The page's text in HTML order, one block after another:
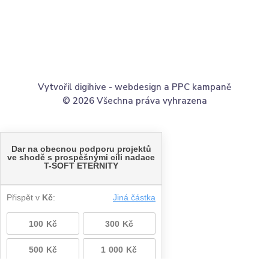
© 2026 Všechna práva vyhrazena
Vytvořil digihive - webdesign a PPC kampaně